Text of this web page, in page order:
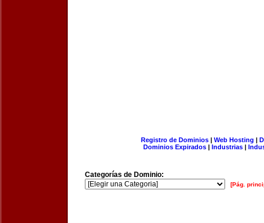
Registro de Dominios| Web Hosting |
Dominios Expirados | Industrias |
Categorías de Dominio:
[Pág.